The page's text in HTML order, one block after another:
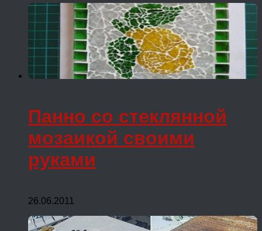
Панно со стеклянной
мозаикой своими
руками
26.06.2011